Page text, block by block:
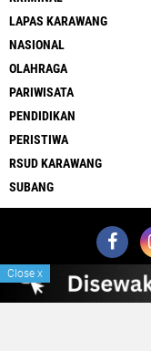
LAPAS KARAWANG
NASIONAL
OLAHRAGA
PARIWISATA
PENDIDIKAN
PERISTIWA
RSUD KARAWANG
SUBANG
Redaksi Sitemap
Close x